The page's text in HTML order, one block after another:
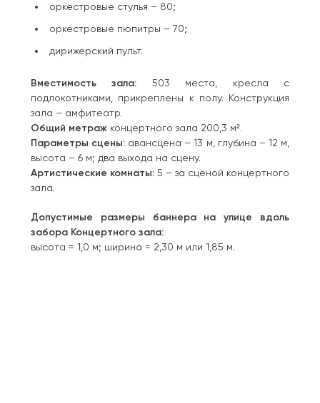
оркестровые стулья – 80;
оркестровые пюпитры – 70;
дирижерский пульт.
Вместимость зала: 503 места, кресла с
подлокотниками, прикреплены к полу. Конструкция
зала – амфитеатр.
Общий метраж концертного зала 200,3 м².
Параметры сцены: авансцена – 13 м, глубина – 12 м,
высота – 6 м; два выхода на сцену.
Артистические комнаты: 5 – за сценой концертного
зала.
Допустимые размеры баннера на улице вдоль
забора Концертного зала:
высота = 1,0 м; ширина = 2,30 м или 1,85 м.